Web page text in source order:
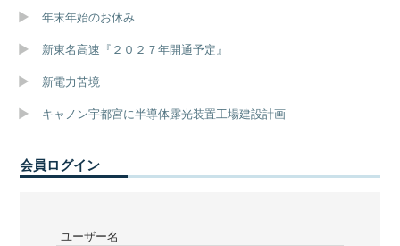
年末年始のお休み
新東名高速『２０２７年開通予定』
新電力苦境
キャノン宇都宮に半導体露光装置工場建設計画
会員ログイン
ユーザー名